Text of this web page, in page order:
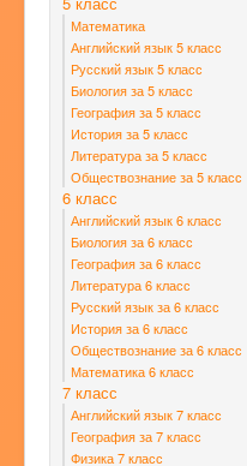
Математика
Английский язык 5 класс
Русский язык 5 класс
Биология за 5 класс
География за 5 класс
История за 5 класс
Литература за 5 класс
Обществознание за 5 класс
6 класс
Английский язык 6 класс
Биология за 6 класс
География за 6 класс
Литература 6 класс
Русский язык за 6 класс
История за 6 класс
Обществознание за 6 класс
Математика 6 класс
7 класс
Английский язык 7 класс
География за 7 класс
Физика 7 класс